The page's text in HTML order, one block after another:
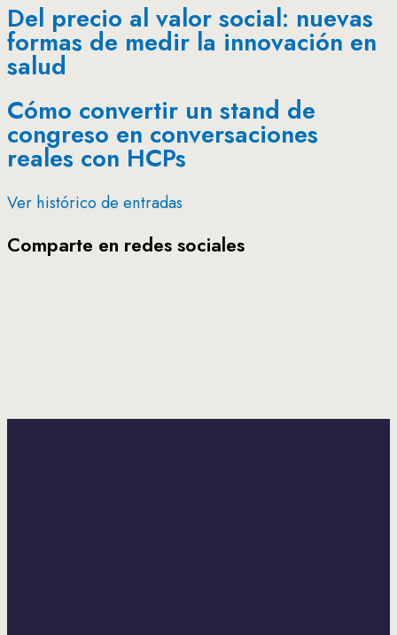
Del precio al valor social: nuevas
formas de medir la innovación en
salud
Cómo convertir un stand de
congreso en conversaciones
reales con HCPs
Ver histórico de entradas
Comparte en redes sociales